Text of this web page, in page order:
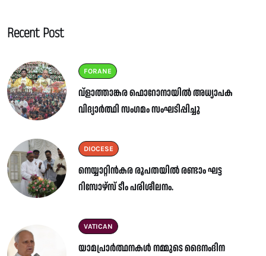
Recent Post
FORANE
വ്ളാത്താങ്കര ഫൊറോനായിൽ അധ്യാപക
വിദ്യാർത്ഥി സംഗമം സംഘടിപ്പിച്ചു
DIOCESE
നെയ്യാറ്റിൻകര രൂപതയിൽ രണ്ടാം ഘട്ട
റിസോഴ്സ് ടീം പരിശീലനം.
VATICAN
യാമപ്രാർത്ഥനകൾ നമ്മുടെ ദൈനംദിന